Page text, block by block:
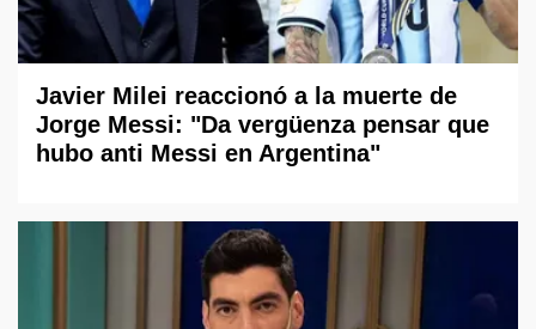
Javier Milei reaccionó a la muerte de
Jorge Messi: "Da vergüenza pensar que
hubo anti Messi en Argentina"